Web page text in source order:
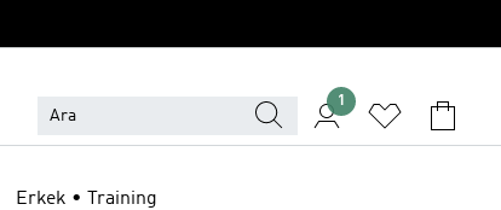
1
Erkek • Training